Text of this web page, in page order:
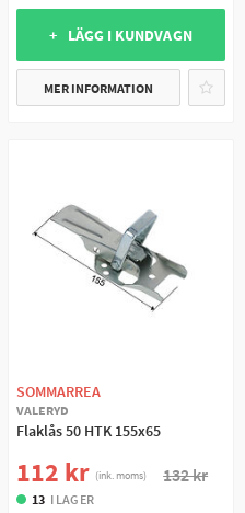
+ LÄGG I KUNDVAGN
MER INFORMATION
SOMMARREA
VALERYD
Flaklås 50 HTK 155x65
112 kr (ink. moms) 132 kr
13 I LAGER